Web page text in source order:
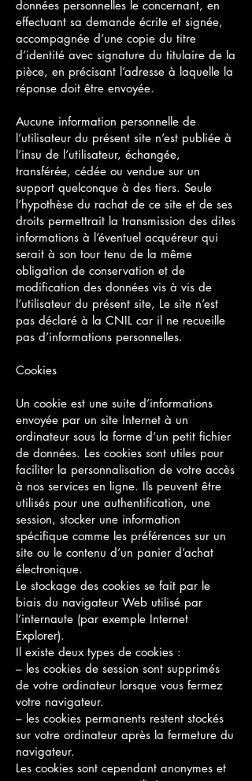
données personnelles le concernant, en
effectuant sa demande écrite et signée,
accompagnée d’une copie du titre
d’identité avec signature du titulaire de la
pièce, en précisant l’adresse à laquelle la
réponse doit être envoyée.
Aucune information personnelle de
l’utilisateur du présent site n’est publiée à
l’insu de l’utilisateur, échangée,
transférée, cédée ou vendue sur un
support quelconque à des tiers. Seule
l’hypothèse du rachat de ce site et de ses
droits permettrait la transmission des dites
informations à l’éventuel acquéreur qui
serait à son tour tenu de la même
obligation de conservation et de
modification des données vis à vis de
l’utilisateur du présent site, Le site n’est
pas déclaré à la CNIL car il ne recueille
pas d’informations personnelles.
Cookies
Un cookie est une suite d’informations
envoyée par un site Internet à un
ordinateur sous la forme d’un petit fichier
de données. Les cookies sont utiles pour
faciliter la personnalisation de votre accès
à nos services en ligne. Ils peuvent être
utilisés pour une authentification, une
session, stocker une information
spécifique comme les préférences sur un
site ou le contenu d’un panier d’achat
électronique.
Le stockage des cookies se fait par le
biais du navigateur Web utilisé par
l’internaute (par exemple Internet
Explorer).
Il existe deux types de cookies :
– les cookies de session sont supprimés
de votre ordinateur lorsque vous fermez
votre navigateur.
– les cookies permanents restent stockés
sur votre ordinateur après la fermeture du
navigateur.
Les cookies sont cependant anonymes et